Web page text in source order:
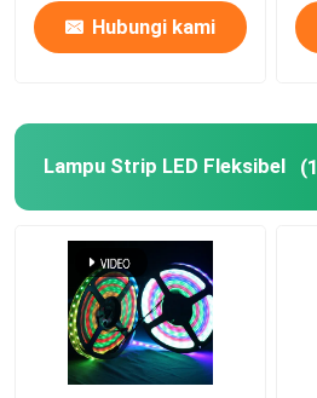
Hubungi kami
Lampu Strip LED Fleksibel